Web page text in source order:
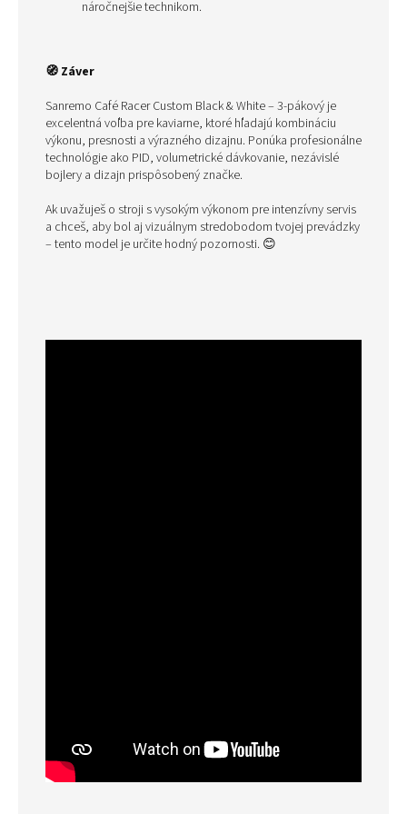
náročnejšie technikom.
🧭 Záver
Sanremo Café Racer Custom Black & White – 3-pákový je
excelentná voľba pre kaviarne, ktoré hľadajú kombináciu
výkonu, presnosti a výrazného dizajnu. Ponúka profesionálne
technológie ako PID, volumetrické dávkovanie, nezávislé
bojlery a dizajn prispôsobený značke.
Ak uvažuješ o stroji s vysokým výkonom pre intenzívny servis
a chceš, aby bol aj vizuálnym stredobodom tvojej prevádzky
– tento model je určite hodný pozornosti. 😊